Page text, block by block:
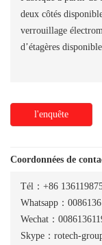
deux côtés
verrouillage
d’étagères
l'enquête
Coordonnées de
Tél：+86
Whatsapp：
Wechat：
Skype：rotech-